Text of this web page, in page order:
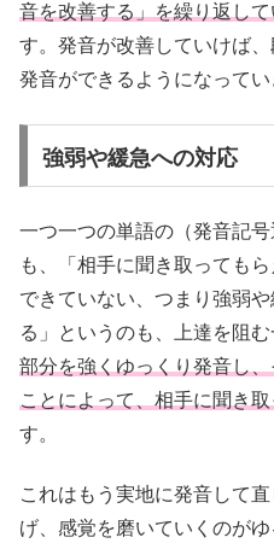
音を改善する」を繰り返し
す。発音が改善していけば
発音ができるようになってい
強弱や緩急への対応
一つ一つの単語の（発音記
も、「相手に聞き取っても
できていない、つまり強弱
る」というのも、上達を阻む
部分を強くゆっくり発音し
ことによって、相手に聞き
す。
これはもう実地に発音して
げ、感覚を磨いていくのが